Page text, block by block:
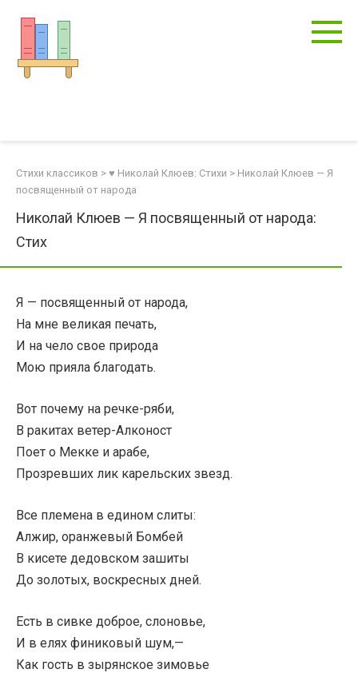
контенту
Стихи классиков > ♥ Николай Клюев: Стихи > Николай Клюев — Я
посвященный от народа
Николай Клюев — Я посвященный от народа:
Стих
Я — посвященный от народа,
На мне великая печать,
И на чело свое природа
Мою прияла благодать.
Вот почему на речке-ряби,
В ракитах ветер-Алконост
Поет о Мекке и арабе,
Прозревших лик карельских звезд.
Все племена в едином слиты:
Алжир, оранжевый Бомбей
В кисете дедовском зашиты
До золотых, воскресных дней.
Есть в сивке доброе, слоновье,
И в елях финиковый шум,—
Как гость в зырянское зимовье